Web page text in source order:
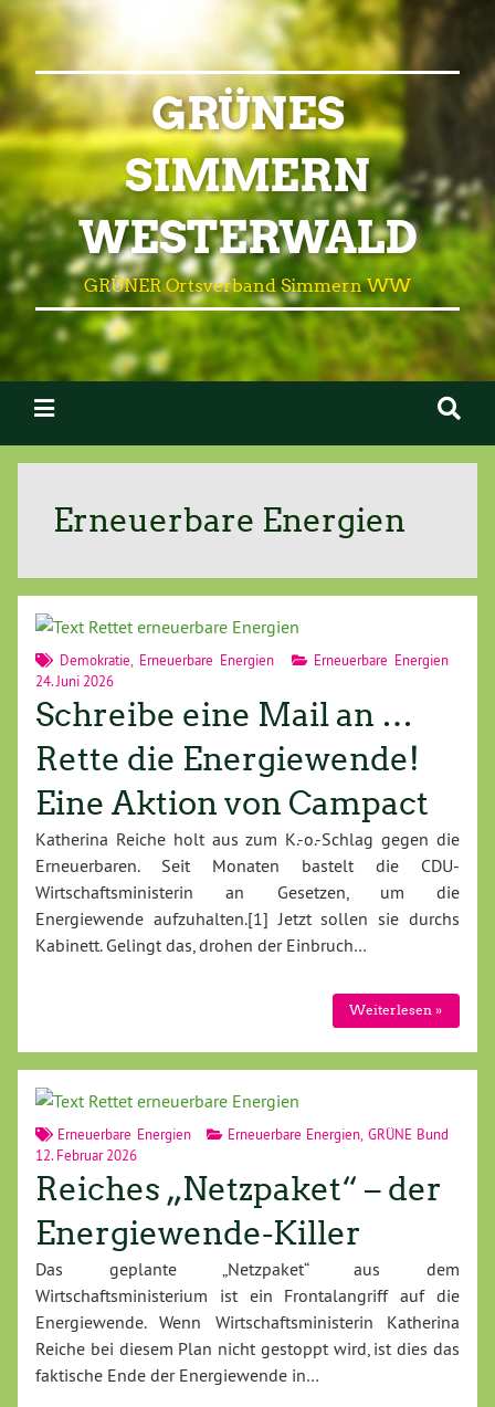
GRÜNES
SIMMERN
WESTERWALD
GRÜNER Ortsverband Simmern WW
Erneuerbare Energien
Demokratie, Erneuerbare Energien
Erneuerbare Energien
24. Juni 2026
Schreibe eine Mail an …
Rette die Energiewende!
Eine Aktion von Campact
Katherina Reiche holt aus zum K.-o.-Schlag gegen die
Erneuerbaren. Seit Monaten bastelt die CDU-
Wirtschafts­ministerin an Gesetzen, um die
Energiewende aufzuhalten.[1] Jetzt sollen sie durchs
Kabinett. Gelingt das, drohen der Einbruch…
Weiterlesen »
Erneuerbare Energien Erneuerbare Energien GRÜNE Bund
12. Februar 2026
Reiches „Netzpaket“ – der
Energiewende-Killer
Das geplante „Netzpaket“ aus dem
Wirtschaftsministerium ist ein Frontalangriff auf die
Energiewende. Wenn Wirtschaftsministerin Katherina
Reiche bei diesem Plan nicht gestoppt wird, ist dies das
faktische Ende der Energiewende in…